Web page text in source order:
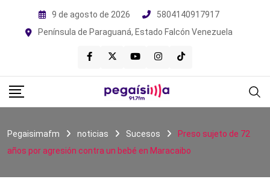
9 de agosto de 2026
5804140917917
Península de Paraguaná, Estado Falcón Venezuela
Pegaisimafm noticias Sucesos
Preso sujeto de 72
años por agresión contra un bebé en Maracaibo